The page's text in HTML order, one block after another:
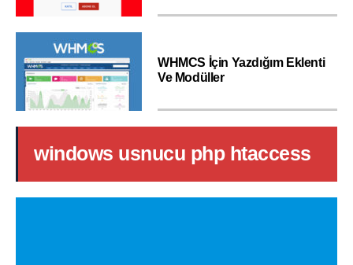
WHMCS İçin Yazdığım Eklenti
Ve Modüller
windows usnucu php htaccess